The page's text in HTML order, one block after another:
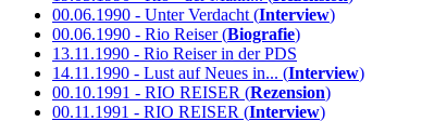
00.06.1990 - Unter Verdacht (Interview)
00.06.1990 - Rio Reiser (Biografie)
13.11.1990 - Rio Reiser in der PDS
14.11.1990 - Lust auf Neues in... (Interview)
00.10.1991 - RIO REISER (Rezension)
00.11.1991 - RIO REISER (Interview)